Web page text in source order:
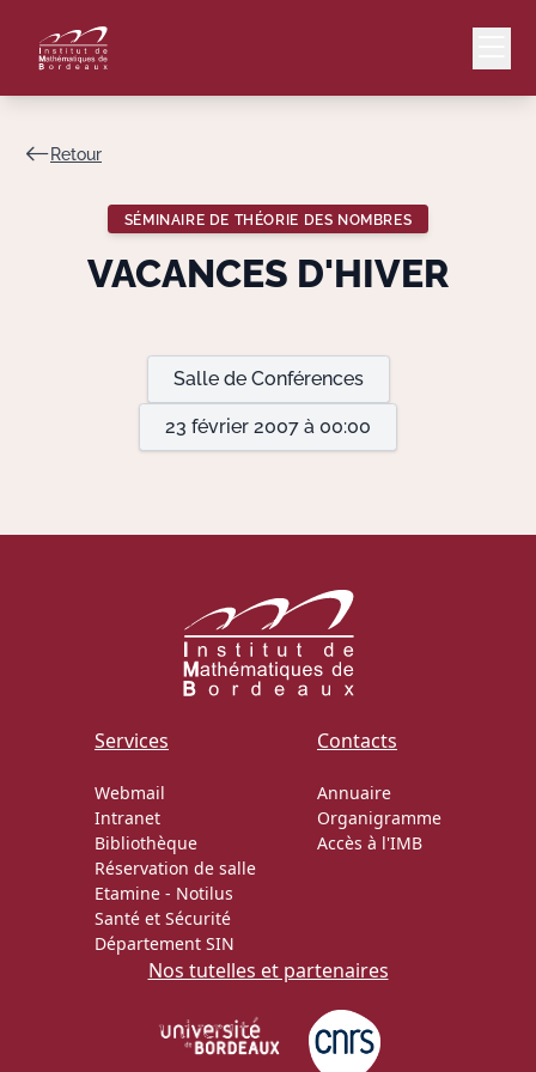
Lang
Le Laboratoire
Valorisation
Bibliothèque
Informatique
Retour
SÉMINAIRE DE THÉORIE DES NOMBRES
VACANCES D'HIVER
Salle de Conférences
23 février 2007 à 00:00
Services
Webmail
Intranet
Bibliothèque
Réservation de salle
Etamine - Notilus
Santé et Sécurité
Département SIN
Contacts
Annuaire
Organigramme
Accès à l'IMB
Nos tutelles et partenaires